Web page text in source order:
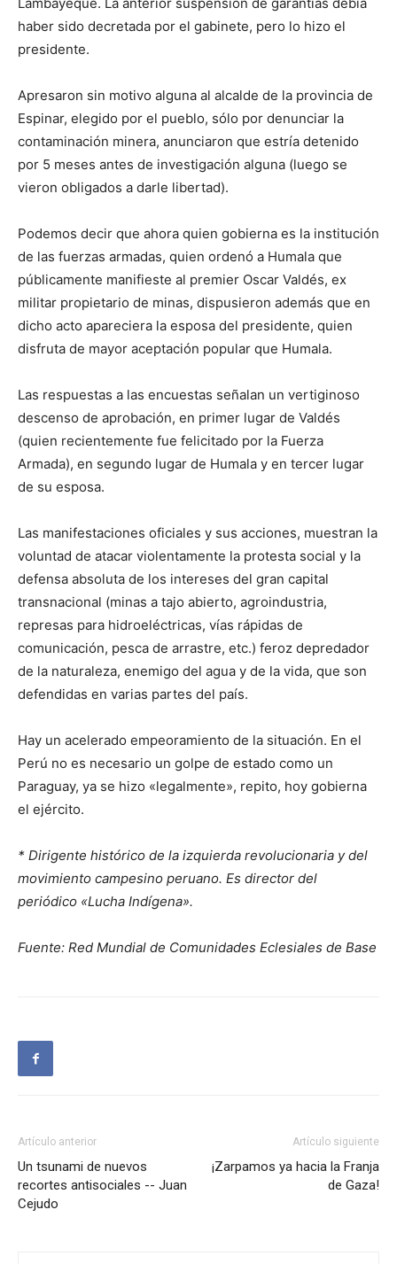
Lambayeque. La anterior suspensión de garantías debía
haber sido decretada por el gabinete, pero lo hizo el
presidente.
Apresaron sin motivo alguna al alcalde de la provincia de
Espinar, elegido por el pueblo, sólo por denunciar la
contaminación minera, anunciaron que estría detenido
por 5 meses antes de investigación alguna (luego se
vieron obligados a darle libertad).
Podemos decir que ahora quien gobierna es la institución
de las fuerzas armadas, quien ordenó a Humala que
públicamente manifieste al premier Oscar Valdés, ex
militar propietario de minas, dispusieron además que en
dicho acto apareciera la esposa del presidente, quien
disfruta de mayor aceptación popular que Humala.
Las respuestas a las encuestas señalan un vertiginoso
descenso de aprobación, en primer lugar de Valdés
(quien recientemente fue felicitado por la Fuerza
Armada), en segundo lugar de Humala y en tercer lugar
de su esposa.
Las manifestaciones oficiales y sus acciones, muestran la
voluntad de atacar violentamente la protesta social y la
defensa absoluta de los intereses del gran capital
transnacional (minas a tajo abierto, agroindustria,
represas para hidroeléctricas, vías rápidas de
comunicación, pesca de arrastre, etc.) feroz depredador
de la naturaleza, enemigo del agua y de la vida, que son
defendidas en varias partes del país.
Hay un acelerado empeoramiento de la situación. En el
Perú no es necesario un golpe de estado como un
Paraguay, ya se hizo «legalmente», repito, hoy gobierna
el ejército.
* Dirigente histórico de la izquierda revolucionaria y del
movimiento campesino peruano. Es director del
periódico «Lucha Indígena».
Fuente: Red Mundial de Comunidades Eclesiales de Base
Artículo anterior
Un tsunami de nuevos
recortes antisociales -- Juan
Cejudo
Artículo siguiente
¡Zarpamos ya hacia la Franja
de Gaza!